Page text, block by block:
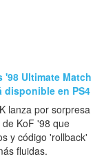
Ultimate Match
disponible en PS4
lanza por sorpresa
KoF '98 que
y código 'rollback'
fluidas.